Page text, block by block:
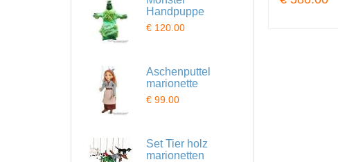
Handpuppe
€ 120.00
Aschenputtel
marionette
€ 99.00
Set Tier holz
marionetten